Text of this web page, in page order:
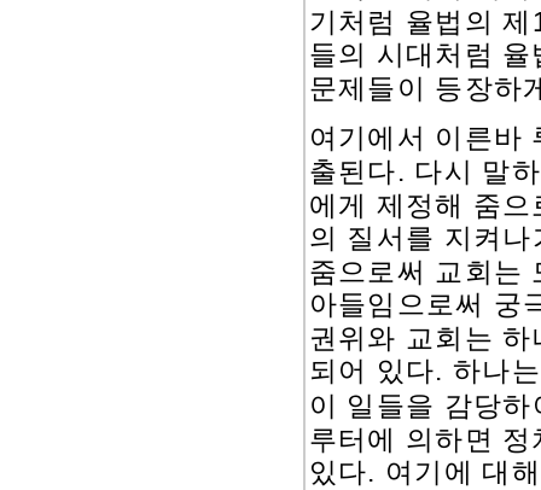
기처럼 율법의 제
들의 시대처럼
문제들이 등장하
여기에서 이른바
출된다. 다시 말
에게 제정해 줌
의 질서를 지켜나
줌으로써 교회는
아들임으로써 궁
권위와 교회는
되어 있다. 하나
이 일들을 감당
루터에 의하면
있다. 여기에 대